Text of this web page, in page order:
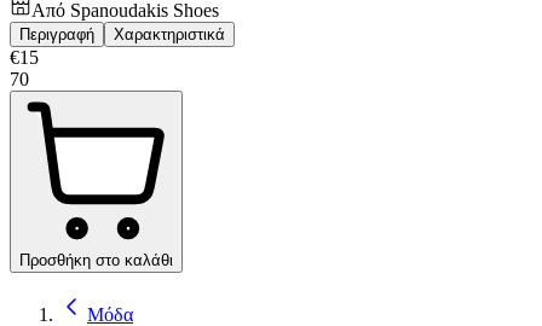
Από Spanoudakis Shoes
Περιγραφή Χαρακτηριστικά
€15
70
Προσθήκη στο καλάθι
Μόδα